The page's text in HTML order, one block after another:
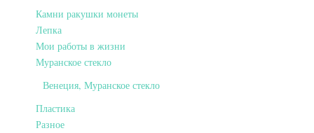
Камни ракушки монеты
Лепка
Мои работы в жизни
Муранское стекло
Венеция, Муранское стекло
Пластика
Разное